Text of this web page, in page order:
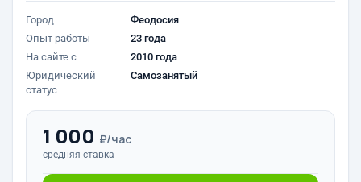
Город
Феодосия
Опыт работы
23 года
На сайте с
2010 года
Юридический
статус
Самозанятый
1 000 ₽/час
средняя ставка